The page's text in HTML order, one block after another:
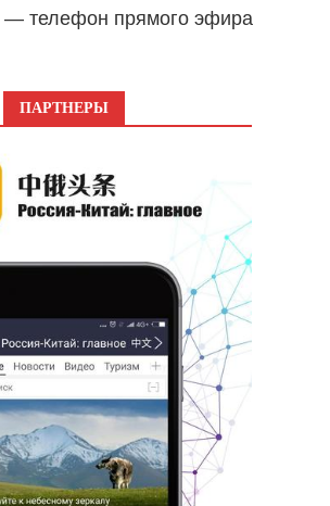
— телефон прямого эфира
ПАРТНЕРЫ